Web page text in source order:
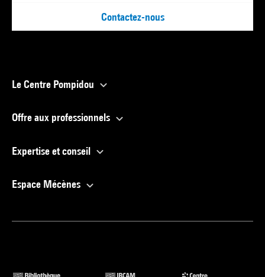
Voir la notice sur le portail de la Bibliothèque Kandinsky
Contactez-nous
Le Centre Pompidou
Offre aux professionnels
Expertise et conseil
Espace Mécènes